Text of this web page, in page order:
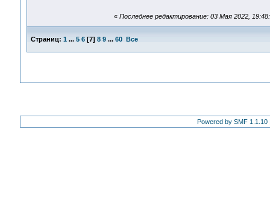
« Последнее редактирование: 03 Мая 2022,
Страниц: 1 ... 5 6[7] 8 9 ... 60 Все
Powered by SMF 1.1.10